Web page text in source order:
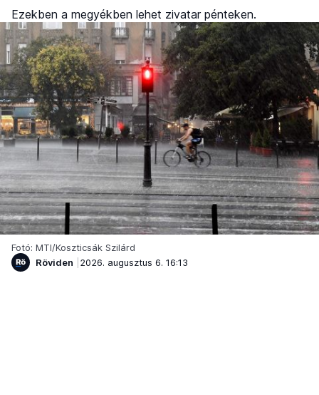
Ezekben a megyékben lehet zivatar pénteken.
Fotó: MTI/Koszticsák Szilárd
Röviden
2026. augusztus 6. 16:13